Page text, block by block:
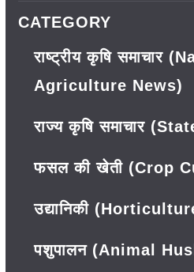
CATEGORY
राष्ट्रीय कृषि समाचार
Agriculture News)
राज्य कृषि समाचार
फसल की खेती (Crop
उद्यानिकी
पशुपालन (Animal